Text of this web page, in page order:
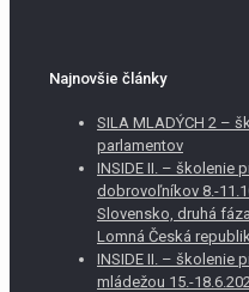
Najnovšie články
SILA MLADÝCH 2 –
parlamentov
INSIDE II. – školenie
dobrovoľníkov 8.-
Slovensko, druhá
Lomná Česká
INSIDE II. – školenie
mládežou 15.-